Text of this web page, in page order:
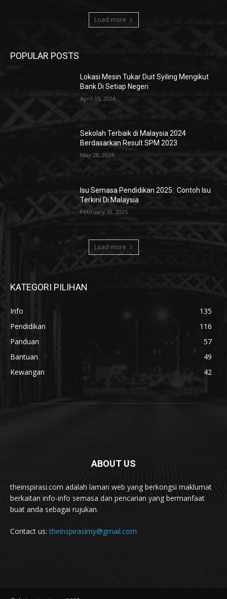
Load more
POPULAR POSTS
Lokasi Mesin Tukar Duit Syiling Mengikut
Bank Di Setiap Negeri
April 15, 2024
Sekolah Terbaik di Malaysia 2024
Berdasarkan Result SPM 2023
May 28, 2024
Isu Semasa Pendidikan 2025: Contoh Isu
Terkini Di Malaysia
February 10, 2025
Load more
KATEGORI PILIHAN
Info
135
Pendidikan
116
Panduan
57
Bantuan
49
Kewangan
42
ABOUT US
theinspirasi.com adalah laman web yang berkongsi maklumat
berkaitan info-info semasa dan pencarian yang bermanfaat
buat anda sebagai rujukan.
Contact us:theinspirasimy@gmail.com